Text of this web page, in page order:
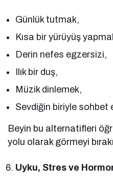
Günlük tutmak,
Kısa bir yürüyüş
Derin nefes egzersizi,
Ilık bir duş,
Müzik dinlemek,
Sevdiğin biriyle sohbet
Beyin bu alternatifleri
yolu olarak görmeyi
Uyku, Stres ve